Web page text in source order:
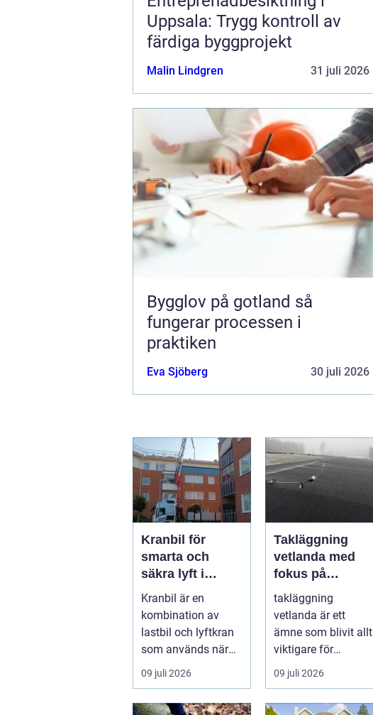
Uppsala: Trygg kontroll av
färdiga byggprojekt
Malin Lindgren 31 juli 2026
Bygglov på gotland så
fungerar processen i
praktiken
Eva Sjöberg 30 juli 2026
Kranbil för
smarta och
säkra lyft i
vardagen
Kranbil är en
kombination av
lastbil och lyftkran
som används när
tungt eller
skrymma...
09 juli 2026
Takläggning
vetlanda med
fokus på
hållbara tak och
trygga hus
takläggning
vetlanda är ett
ämne som blivit allt
viktigare för
husägare,
bostadsrättsförenin
gar och ...
09 juli 2026